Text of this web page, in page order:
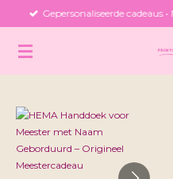
naar
Gepersonaliseerde cadeaus